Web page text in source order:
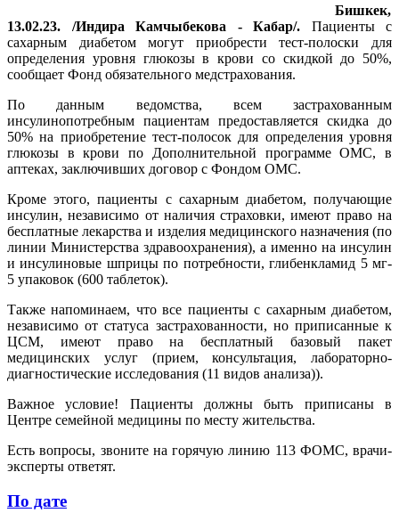
Бишкек,
13.02.23. /Индира Камчыбекова - Кабар/. Пациенты с
сахарным диабетом могут приобрести тест-полоски для
определения уровня глюкозы в крови со скидкой до 50%,
сообщает Фонд обязательного медстрахования.
По данным ведомства, всем застрахованным
инсулинопотребным пациентам предоставляется скидка до
50% на приобретение тест-полосок для определения уровня
глюкозы в крови по Дополнительной программе ОМС, в
аптеках, заключивших договор с Фондом ОМС.
Кроме этого, пациенты с сахарным диабетом, получающие
инсулин, независимо от наличия страховки, имеют право на
бесплатные лекарства и изделия медицинского назначения (по
линии Министерства здравоохранения), а именно на инсулин
и инсулиновые шприцы по потребности, глибенкламид 5 мг-
5 упаковок (600 таблеток).
Также напоминаем, что все пациенты с сахарным диабетом,
независимо от статуса застрахованности, но приписанные к
ЦСМ, имеют право на бесплатный базовый пакет
медицинских услуг (прием, консультация, лабораторно-
диагностические исследования (11 видов анализа)).
Важное условие! Пациенты должны быть приписаны в
Центре семейной медицины по месту жительства.
Есть вопросы, звоните на горячую линию 113 ФОМС, врачи-
эксперты ответят.
По дате